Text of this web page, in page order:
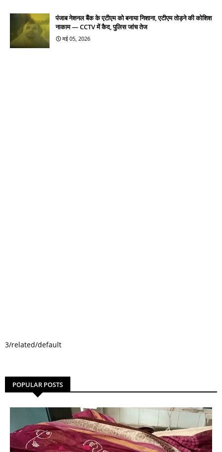
पंजाब नेशनल बैंक के एटीएम को बनाया निशाना, एटीएम तोड़ने की कोशिश
नाकाम — CCTV में कैद, पुलिस जांच तेज
मई 05, 2026
3/related/default
POPULAR POSTS